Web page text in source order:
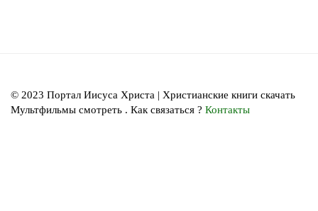
© 2023 Портал Иисуса Христа | Христианские книги скачать
Мультфильмы смотреть . Как связаться ? Контакты